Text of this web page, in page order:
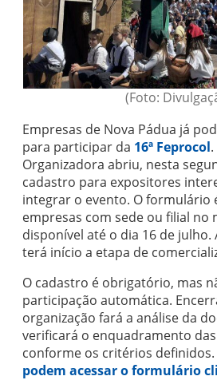
(Foto:
Empresas de Nova Pádua já
para participar da 16ª Feprocol
Organizadora abriu, nesta
cadastro para expositores
integrar o evento. O formulário
empresas com sede ou filial no
disponível até o dia 16 de julho.
terá início a etapa de
O cadastro é obrigatório, mas
participação automática.
organização fará a análise da
verificará o enquadramento
conforme os critérios definidos.
podem acessar o formulário